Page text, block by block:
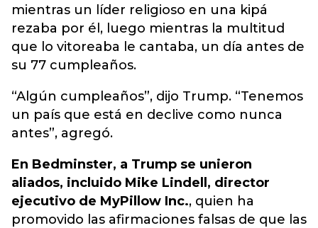
mientras un líder religioso en una kipá
rezaba por él, luego mientras la multitud
que lo vitoreaba le cantaba, un día antes de
su 77 cumpleaños.
“Algún cumpleaños”, dijo Trump. “Tenemos
un país que está en declive como nunca
antes”, agregó.
En Bedminster, a Trump se unieron
aliados, incluido Mike Lindell, director
ejecutivo de MyPillow Inc., quien ha
promovido las afirmaciones falsas de que las